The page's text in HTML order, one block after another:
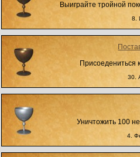
Выиграйте тройной
8.
Присоедениться
30.
Уничтожить 100
4.